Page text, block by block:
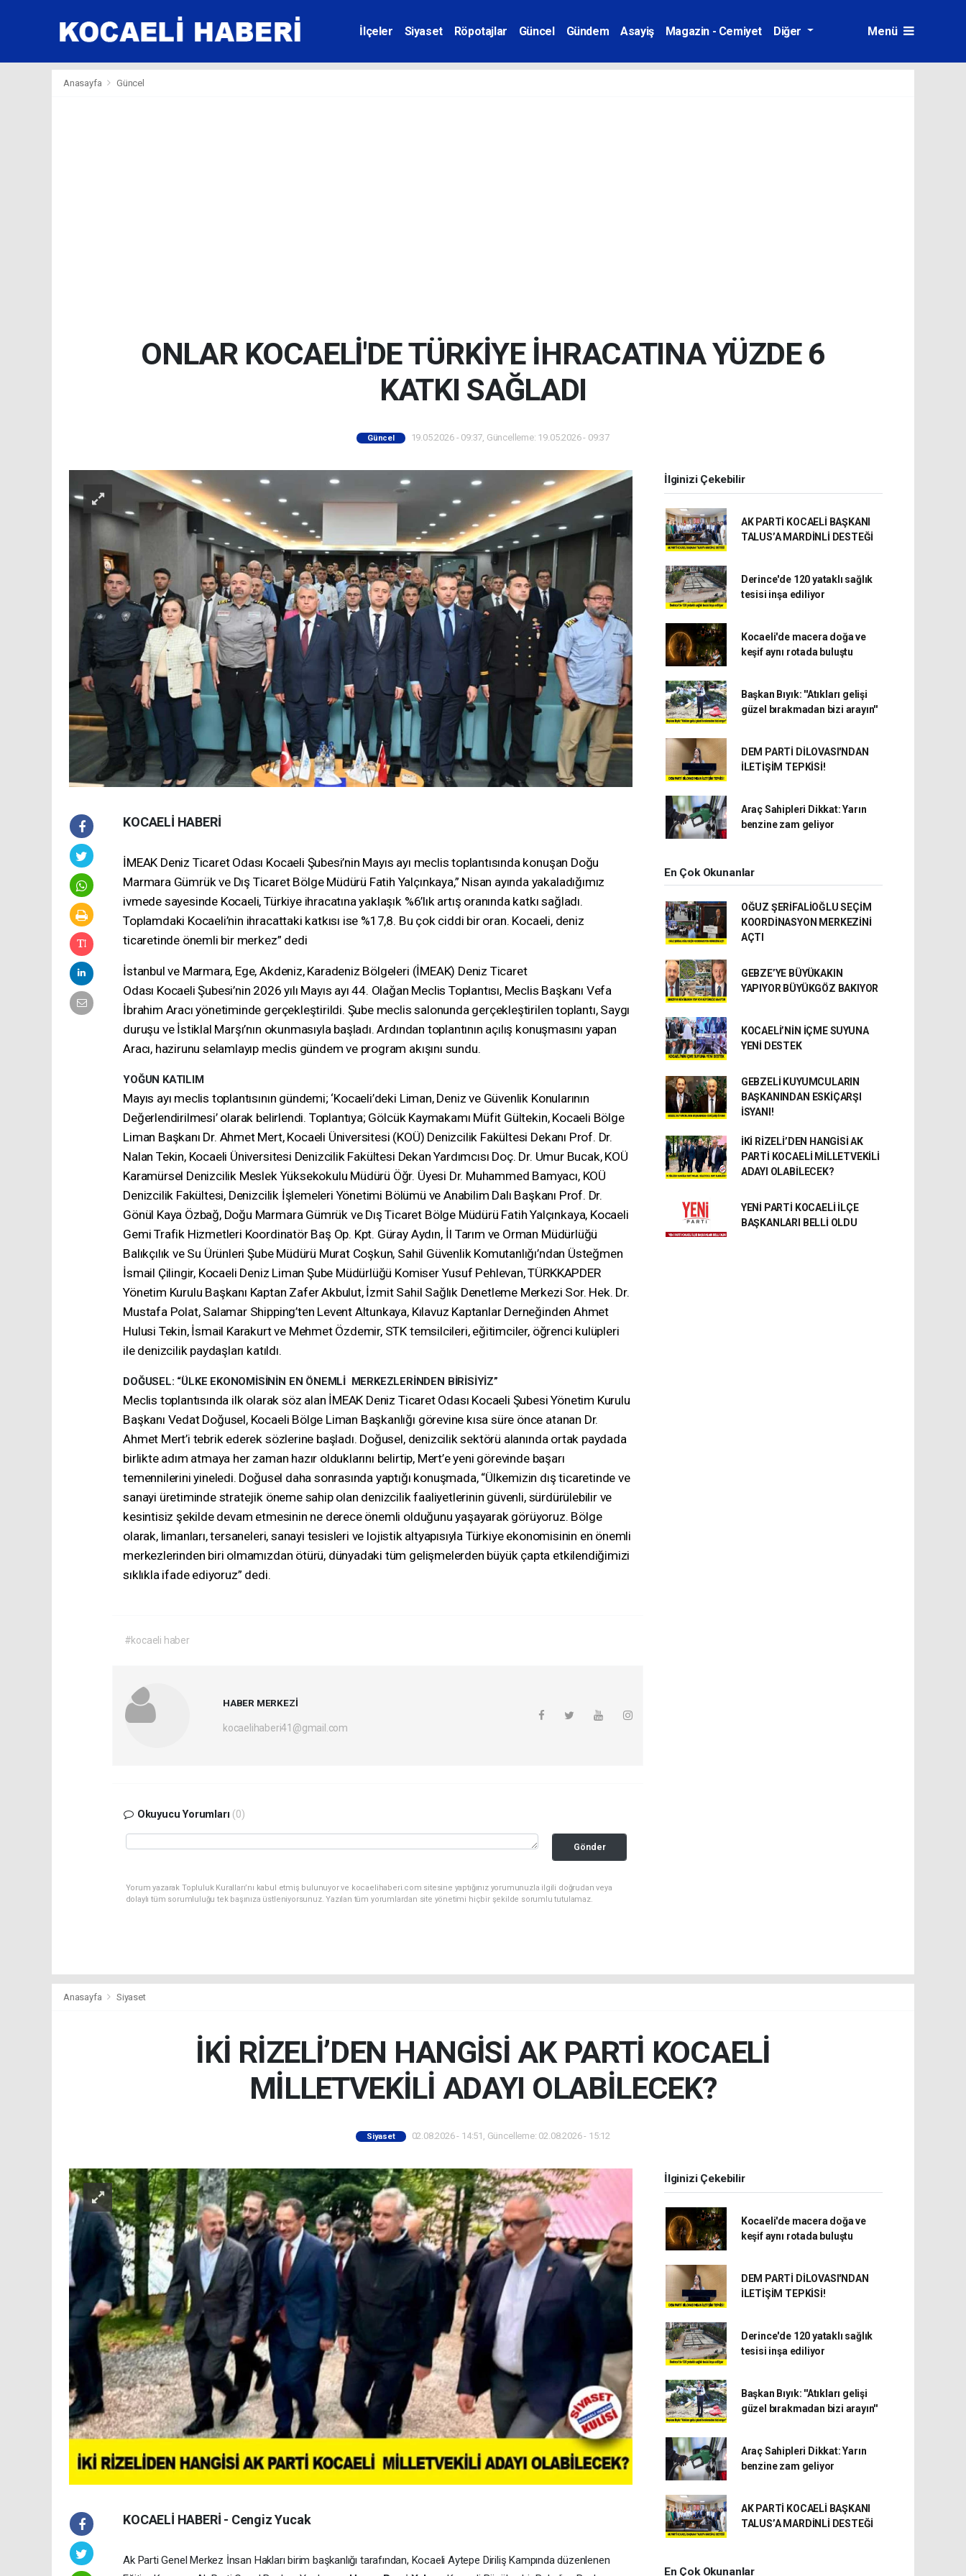
İlçeler Siyaset Röpotajlar Güncel Gündem Asayiş Magazin - Cemiyet Diğer Menü
Anasayfa Güncel
ONLAR KOCAELİ'DE TÜRKİYE İHRACATINA YÜZDE 6
KATKI SAĞLADI
Güncel 19.05.2026 - 09:37, Güncelleme: 19.05.2026 - 09:37
KOCAELİ HABERİ
İMEAK Deniz Ticaret Odası Kocaeli Şubesi’nin Mayıs ayı meclis toplantısında konuşan Doğu
Marmara Gümrük ve Dış Ticaret Bölge Müdürü Fatih Yalçınkaya,” Nisan ayında yakaladığımız
ivmede sayesinde Kocaeli, Türkiye ihracatına yaklaşık %6’lık artış oranında katkı sağladı.
Toplamdaki Kocaeli’nin ihracattaki katkısı ise %17,8. Bu çok ciddi bir oran. Kocaeli, deniz
ticaretinde önemli bir merkez” dedi
İstanbul ve Marmara, Ege, Akdeniz, Karadeniz Bölgeleri (İMEAK) Deniz Ticaret
Odası Kocaeli Şubesi’nin 2026 yılı Mayıs ayı 44. Olağan Meclis Toplantısı, Meclis Başkanı Vefa
İbrahim Aracı yönetiminde gerçekleştirildi. Şube meclis salonunda gerçekleştirilen toplantı, Saygı
duruşu ve İstiklal Marşı’nın okunmasıyla başladı. Ardından toplantının açılış konuşmasını yapan
Aracı, hazirunu selamlayıp meclis gündem ve program akışını sundu.
YOĞUN KATILIM
Mayıs ayı meclis toplantısının gündemi; ‘Kocaeli’deki Liman, Deniz ve Güvenlik Konularının
Değerlendirilmesi’ olarak belirlendi. Toplantıya; Gölcük Kaymakamı Müfit Gültekin, Kocaeli Bölge
Liman Başkanı Dr. Ahmet Mert, Kocaeli Üniversitesi (KOÜ) Denizcilik Fakültesi Dekanı Prof. Dr.
Nalan Tekin, Kocaeli Üniversitesi Denizcilik Fakültesi Dekan Yardımcısı Doç. Dr. Umur Bucak, KOÜ
Karamürsel Denizcilik Meslek Yüksekokulu Müdürü Öğr. Üyesi Dr. Muhammed Bamyacı, KOÜ
Denizcilik Fakültesi, Denizcilik İşlemeleri Yönetimi Bölümü ve Anabilim Dalı Başkanı Prof. Dr.
Gönül Kaya Özbağ, Doğu Marmara Gümrük ve Dış Ticaret Bölge Müdürü Fatih Yalçınkaya, Kocaeli
Gemi Trafik Hizmetleri Koordinatör Baş Op. Kpt. Güray Aydın, İl Tarım ve Orman Müdürlüğü
Balıkçılık ve Su Ürünleri Şube Müdürü Murat Coşkun, Sahil Güvenlik Komutanlığı’ndan Üsteğmen
İsmail Çilingir, Kocaeli Deniz Liman Şube Müdürlüğü Komiser Yusuf Pehlevan, TÜRKKAPDER
Yönetim Kurulu Başkanı Kaptan Zafer Akbulut, İzmit Sahil Sağlık Denetleme Merkezi Sor. Hek. Dr.
Mustafa Polat, Salamar Shipping’ten Levent Altunkaya, Kılavuz Kaptanlar Derneğinden Ahmet
Hulusi Tekin, İsmail Karakurt ve Mehmet Özdemir, STK temsilcileri, eğitimciler, öğrenci kulüpleri
ile denizcilik paydaşları katıldı.
DOĞUSEL: “ÜLKE EKONOMİSİNİN EN ÖNEMLİ MERKEZLERİNDEN BİRİSİYİZ”
Meclis toplantısında ilk olarak söz alan İMEAK Deniz Ticaret Odası Kocaeli Şubesi Yönetim Kurulu
Başkanı Vedat Doğusel, Kocaeli Bölge Liman Başkanlığı görevine kısa süre önce atanan Dr.
Ahmet Mert’i tebrik ederek sözlerine başladı. Doğusel, denizcilik sektörü alanında ortak paydada
birlikte adım atmaya her zaman hazır olduklarını belirtip, Mert’e yeni görevinde başarı
temennilerini yineledi. Doğusel daha sonrasında yaptığı konuşmada, “Ülkemizin dış ticaretinde ve
sanayi üretiminde stratejik öneme sahip olan denizcilik faaliyetlerinin güvenli, sürdürülebilir ve
kesintisiz şekilde devam etmesinin ne derece önemli olduğunu yaşayarak görüyoruz. Bölge
olarak, limanları, tersaneleri, sanayi tesisleri ve lojistik altyapısıyla Türkiye ekonomisinin en önemli
merkezlerinden biri olmamızdan ötürü, dünyadaki tüm gelişmelerden büyük çapta etkilendiğimizi
sıklıkla ifade ediyoruz” dedi.
#kocaeli haber
HABER MERKEZİ
kocaelihaberi41@gmail.com
Okuyucu Yorumları (0)
Gönder
Yorum yazarak Topluluk Kuralları’nı kabul etmiş bulunuyor ve kocaelihaberi.com sitesine yaptığınız yorumunuzla ilgili doğrudan veya
dolaylı tüm sorumluluğu tek başınıza üstleniyorsunuz. Yazılan tüm yorumlardan site yönetimi hiçbir şekilde sorumlu tutulamaz.
İlginizi Çekebilir
AK PARTİ KOCAELİ BAŞKANI
TALUS’A MARDİNLİ DESTEĞİ
Derince'de 120 yataklı sağlık
tesisi inşa ediliyor
Kocaeli'de macera doğa ve
keşif aynı rotada buluştu
Başkan Bıyık: ''Atıkları gelişi
güzel bırakmadan bizi arayın''
DEM PARTİ DİLOVASI'NDAN
İLETİŞİM TEPKİSİ!
Araç Sahipleri Dikkat: Yarın
benzine zam geliyor
En Çok Okunanlar
OĞUZ ŞERİFALİOĞLU SEÇİM
KOORDİNASYON MERKEZİNİ
AÇTI
GEBZE’YE BÜYÜKAKIN
YAPIYOR BÜYÜKGÖZ BAKIYOR
KOCAELİ’NİN İÇME SUYUNA
YENİ DESTEK
GEBZELİ KUYUMCULARIN
BAŞKANINDAN ESKİÇARŞI
İSYANI!
İKİ RİZELİ’DEN HANGİSİ AK
PARTİ KOCAELİ MİLLETVEKİLİ
ADAYI OLABİLECEK?
YENİ PARTİ KOCAELİ İLÇE
BAŞKANLARI BELLİ OLDU
Anasayfa Siyaset
İKİ RİZELİ’DEN HANGİSİ AK PARTİ KOCAELİ
MİLLETVEKİLİ ADAYI OLABİLECEK?
Siyaset 02.08.2026 - 14:51, Güncelleme: 02.08.2026 - 15:12
KOCAELİ HABERİ - Cengiz Yucak
Ak Parti Genel Merkez İnsan Hakları birim başkanlığı tarafından, Kocaeli Aytepe Diriliş Kampında düzenlenen
İlginizi Çekebilir
Kocaeli'de macera doğa ve
keşif aynı rotada buluştu
DEM PARTİ DİLOVASI'NDAN
İLETİŞİM TEPKİSİ!
Derince'de 120 yataklı sağlık
tesisi inşa ediliyor
Başkan Bıyık: ''Atıkları gelişi
güzel bırakmadan bizi arayın''
Araç Sahipleri Dikkat: Yarın
benzine zam geliyor
AK PARTİ KOCAELİ BAŞKANI
TALUS’A MARDİNLİ DESTEĞİ
En Çok Okunanlar